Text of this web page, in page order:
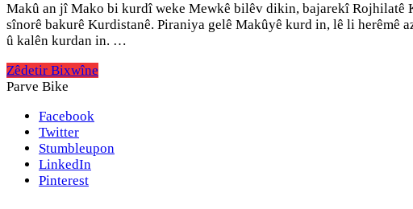
Makû an jî Mako bi kurdî weke Mewkê bilêv dikin, bajarekî Rojhilatê
sînorê bakurê Kurdistanê. Piraniya gelê Makûyê kurd in, lê li herêmê
û kalên kurdan in. …
Zêdetir Bixwîne
Parve Bike
Facebook
Twitter
Stumbleupon
LinkedIn
Pinterest